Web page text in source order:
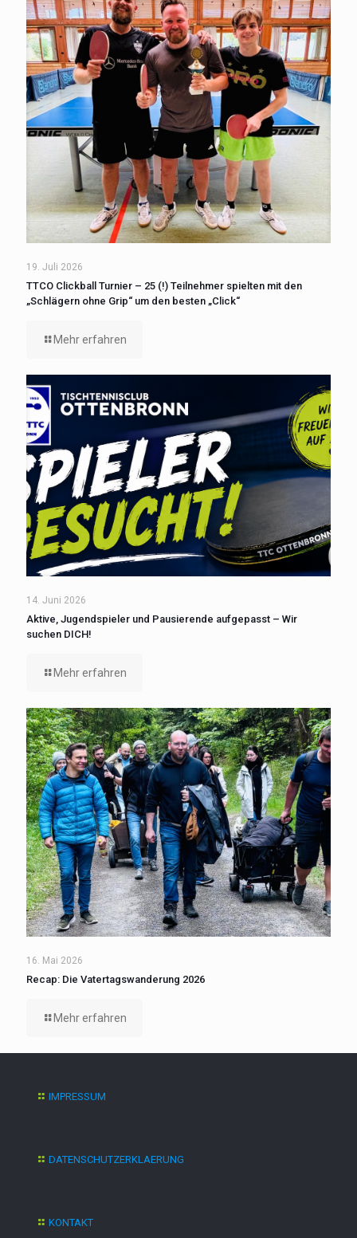
19. Juli 2026
TTCO Clickball Turnier – 25 (!) Teilnehmer spielten mit den
„Schlägern ohne Grip“ um den besten „Click“
Mehr erfahren
14. Juni 2026
Aktive, Jugendspieler und Pausierende aufgepasst – Wir
suchen DICH!
Mehr erfahren
16. Mai 2026
Recap: Die Vatertagswanderung 2026
Mehr erfahren
IMPRESSUM
DATENSCHUTZERKLAERUNG
KONTAKT